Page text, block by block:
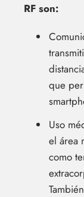
RF son:
que
Uso
el área
como